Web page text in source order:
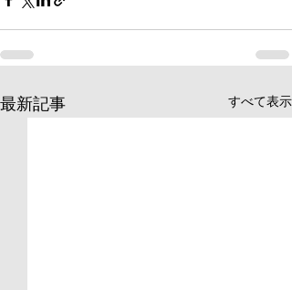
最新記事 すべて表示